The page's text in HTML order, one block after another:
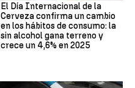
El Día Internacional de la
Cerveza confirma un cambio
en los hábitos de consumo: la
sin alcohol gana terreno y
crece un 4,6% en 2025